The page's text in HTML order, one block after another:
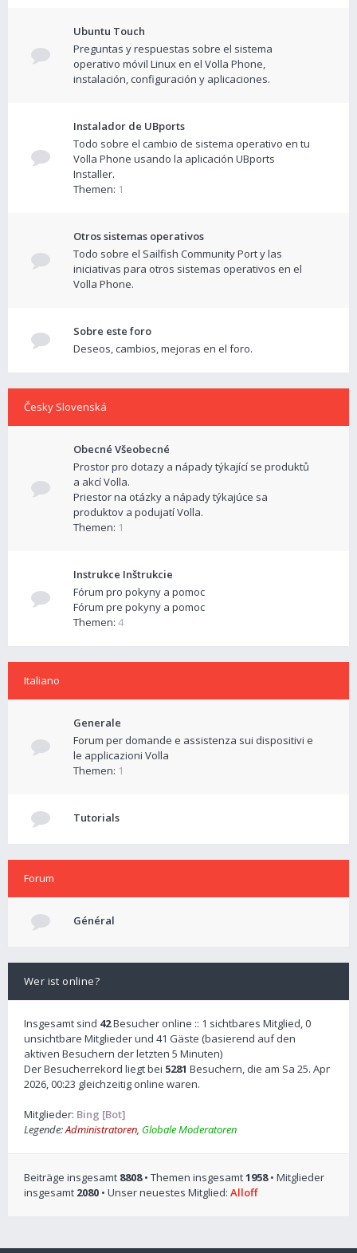
Ubuntu Touch
Preguntas y respuestas sobre el sistema
operativo móvil Linux en el Volla Phone,
instalación, configuración y aplicaciones.
Instalador de UBports
Todo sobre el cambio de sistema operativo en tu
Volla Phone usando la aplicación UBports
Installer.
Themen: 1
Otros sistemas operativos
Todo sobre el Sailfish Community Port y las
iniciativas para otros sistemas operativos en el
Volla Phone.
Sobre este foro
Deseos, cambios, mejoras en el foro.
Česky Slovenská
Obecné Všeobecné
Prostor pro dotazy a nápady týkající se produktů
a akcí Volla.
Priestor na otázky a nápady týkajúce sa
produktov a podujatí Volla.
Themen: 1
Instrukce Inštrukcie
Fórum pro pokyny a pomoc
Fórum pre pokyny a pomoc
Themen: 4
Italiano
Generale
Forum per domande e assistenza sui dispositivi e
le applicazioni Volla
Themen: 1
Tutorials
Forum
Général
Wer ist online?
Insgesamt sind 42Besucher online :: 1 sichtbares Mitglied, 0
unsichtbare Mitglieder und 41 Gäste (basierend auf den
aktiven Besuchern der letzten 5 Minuten)
Der Besucherrekord liegt bei 5281 Besuchern, die am Sa 25. Apr
2026, 00:23 gleichzeitig online waren.
Mitglieder: Bing [Bot]
Legende:Administratoren, Globale Moderatoren
Beiträge insgesamt 8808• Themen insgesamt1958• Mitglieder
insgesamt 2080 • Unser neuestes Mitglied: Alloff